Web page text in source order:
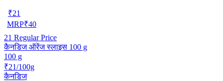
₹21
MRP₹40
21 Regular Price
कैनडिज ऑरेंज स्लाइस 100 g
100 g
₹21/100g
कैनडिज